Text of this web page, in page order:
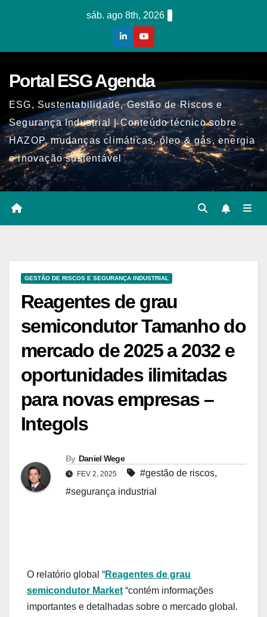
sáb. ago 8th, 2026
Portal ESG Agenda
ESG, Sustentabilidade, Gestão de Riscos e
Segurança Industrial | Conteúdo técnico sobre
HAZOP, mudanças climáticas, óleo & gás, energia
e inovação sustentável
GESTÃO DE RISCOS E SEGURANÇA INDUSTRIAL
Reagentes de grau
semicondutor Tamanho do
mercado de 2025 a 2032 e
oportunidades ilimitadas
para novas empresas –
Integols
By Daniel Wege
FEV 2, 2025 #gestão de riscos,
#segurança industrial
O relatório global “Reagentes de grau
semicondutor Market “contém informações
importantes e detalhadas sobre o mercado global.